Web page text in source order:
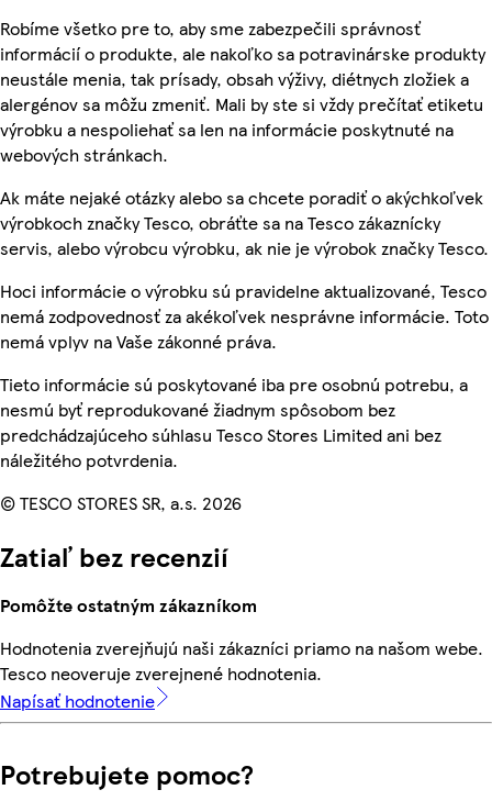
Robíme všetko pre to, aby sme zabezpečili správnosť
informácií o produkte, ale nakoľko sa potravinárske produkty
neustále menia, tak prísady, obsah výživy, diétnych zložiek a
alergénov sa môžu zmeniť. Mali by ste si vždy prečítať etiketu
výrobku a nespoliehať sa len na informácie poskytnuté na
webových stránkach.
Ak máte nejaké otázky alebo sa chcete poradiť o akýchkoľvek
výrobkoch značky Tesco, obráťte sa na Tesco zákaznícky
servis, alebo výrobcu výrobku, ak nie je výrobok značky Tesco.
Hoci informácie o výrobku sú pravidelne aktualizované, Tesco
nemá zodpovednosť za akékoľvek nesprávne informácie. Toto
nemá vplyv na Vaše zákonné práva.
Tieto informácie sú poskytované iba pre osobnú potrebu, a
nesmú byť reprodukované žiadnym spôsobom bez
predchádzajúceho súhlasu Tesco Stores Limited ani bez
náležitého potvrdenia.
© TESCO STORES SR, a.s. 2026
Zatiaľ bez recenzií
Pomôžte ostatným zákazníkom
Hodnotenia zverejňujú naši zákazníci priamo na našom webe.
Tesco neoveruje zverejnené hodnotenia.
Napísať hodnotenie
Potrebujete pomoc?